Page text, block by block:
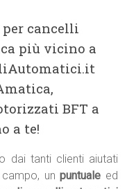
cancelli
più vicino a
BFT a
a te!
dai tanti clienti aiutati
campo, unpuntuale ed